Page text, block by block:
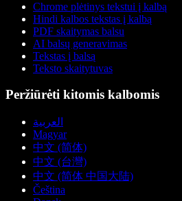
Chrome plėtinys tekstui į kalbą
Hindi kalbos tekstas į kalbą
PDF skaitymas balsu
AI balsų generavimas
Tekstas į balsą
Teksto skaitytuvas
Peržiūrėti kitomis kalbomis
العربية
Magyar
中文 (简体)
中文 (台灣)
中文 (简体 中国大陆)
Čeština